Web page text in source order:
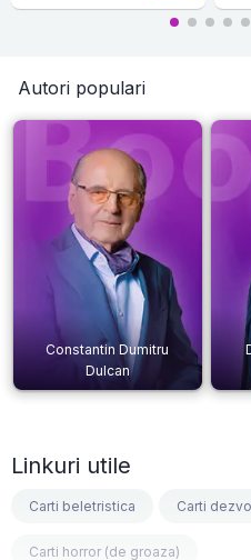
Autori populari
Constantin Dumitru
Dulcan
Linkuri utile
Carti beletristica Carti
Carti horror (de groaza)